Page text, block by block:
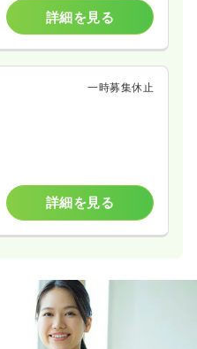
詳細を見る
一時募集休止
詳細を見る